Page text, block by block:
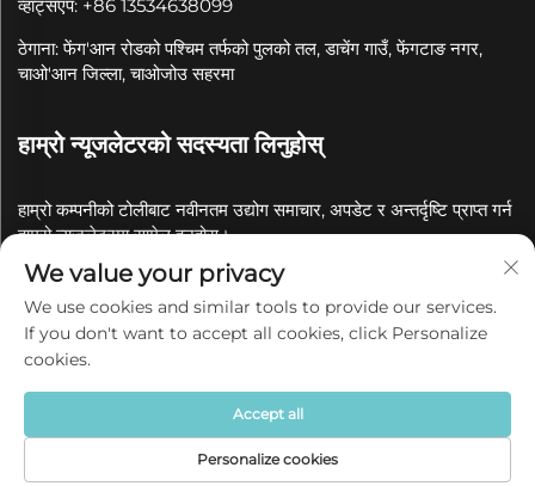
व्हाट्सएप: +86 13534638099
ठेगाना: फेंग'आन रोडको पश्चिम तर्फको पुलको तल, डाचेंग गाउँ, फेंगटाङ नगर,
चाओ'आन जिल्ला, चाओजोउ सहरमा
हाम्रो न्यूजलेटरको सदस्यता लिनुहोस्
हाम्रो कम्पनीको टोलीबाट नवीनतम उद्योग समाचार, अपडेट र अन्तर्दृष्टि प्राप्त गर्न
हाम्रो न्यूजलेटरमा सामेल हुनुहोस्।
सदस्यता लिनुहोस्
कॉपीराइट © 2025 चाओजोउ क्वानयुए सिरामिक कं, लिमिटेडको नाममा
गोपनीयता नीति
We value your privacy
We use cookies and similar tools to provide our services.
If you don't want to accept all cookies, click Personalize
cookies.
Personalize cookies
Accept all